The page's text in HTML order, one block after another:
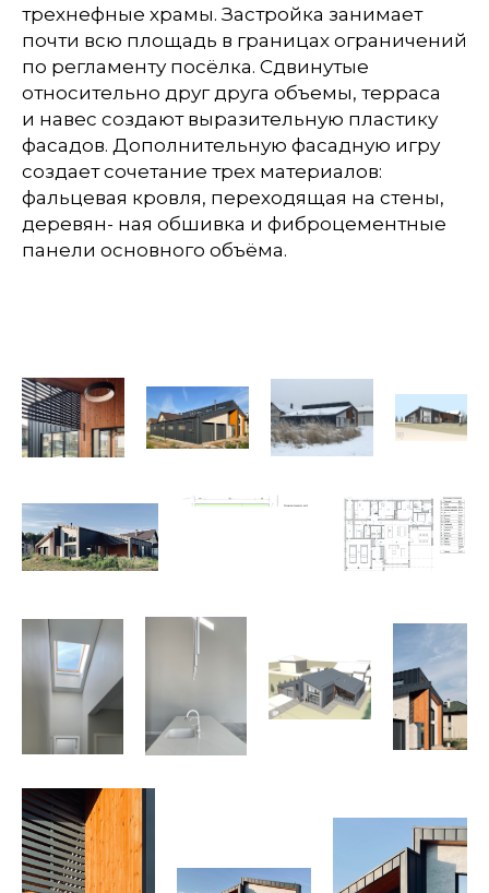
трехнефные храмы. Застройка занимает
почти всю площадь в границах ограничений
по регламенту посёлка. Сдвинутые
относительно друг друга объемы, терраса
и навес создают выразительную пластику
фасадов. Дополнительную фасадную игру
создает сочетание трех материалов:
фальцевая кровля, переходящая на стены,
деревян- ная обшивка и фиброцементные
панели основного объёма.